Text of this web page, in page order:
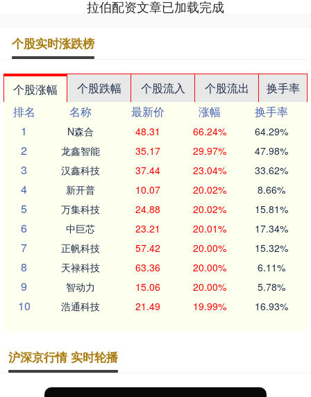
拉伯配资文章已加载完成
个股实时涨跌榜
个股涨幅 个股跌幅 个股流入 个股流出
换手率
排名
名称 最新价 涨幅
换手率
1
N森合 48.31 66.24% 64.29%
2 龙鑫智能 35.17 29.97% 47.98%
3 汉鑫科技 37.44 23.04% 33.62%
4 新开普 10.07 20.02% 8.66%
5 万集科技 24.88 20.02% 15.81%
6 中巨芯 23.21 20.01% 17.34%
7 正帆科技 57.42 20.00% 15.32%
8 天禄科技 63.36 20.00% 6.11%
9 智动力 15.06 20.00% 5.78%
10 浩通科技 21.49 19.99% 16.93%
沪深京行情 实时轮播